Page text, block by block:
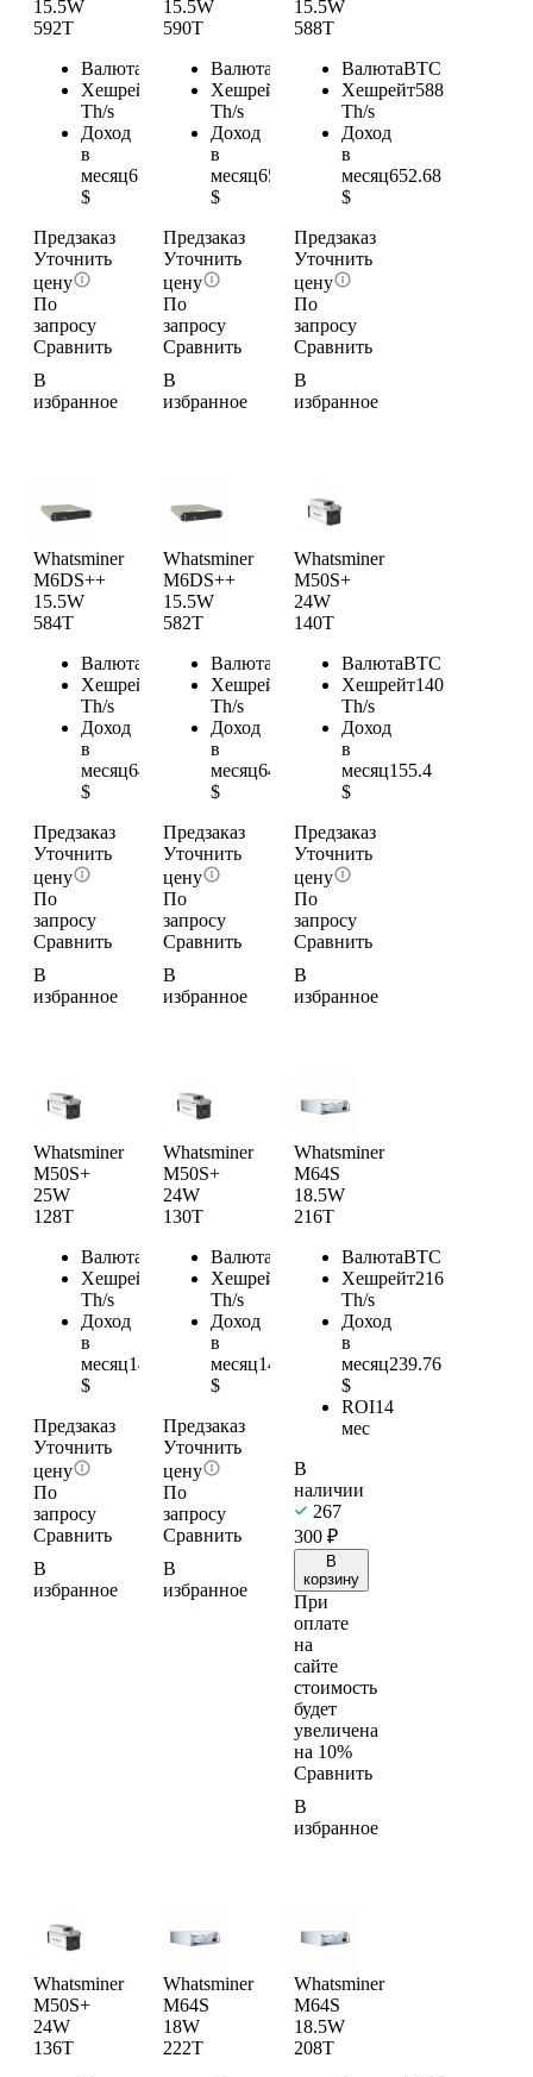
15.5W
592T
Валюта
Хешрейт
Th/s
Доход
в
месяц657.12
$
Предзаказ
Уточнить
цену
По
запросу
Сравнить
В
избранное
15.5W
590T
Валюта
Хешрейт
Th/s
Доход
в
месяц654.9
$
Предзаказ
Уточнить
цену
По
запросу
Сравнить
В
избранное
15.5W
588T
ВалютаBTC
Хешрейт588
Th/s
Доход
в
месяц652.68
$
Предзаказ
Уточнить
цену
По
запросу
Сравнить
В
избранное
Whatsminer
M6DS++
15.5W
584T
Валюта
Хешрейт
Th/s
Доход
в
месяц648.24
$
Предзаказ
Уточнить
цену
По
запросу
Сравнить
В
избранное
Whatsminer
M6DS++
15.5W
582T
Валюта
Хешрейт
Th/s
Доход
в
месяц646.02
$
Предзаказ
Уточнить
цену
По
запросу
Сравнить
В
избранное
Whatsminer
M50S+
24W
140T
ВалютаBTC
Хешрейт140
Th/s
Доход
в
месяц155.4
$
Предзаказ
Уточнить
цену
По
запросу
Сравнить
В
избранное
Whatsminer
M50S+
25W
128T
Валюта
Хешрейт
Th/s
Доход
в
месяц142.08
$
Предзаказ
Уточнить
цену
По
запросу
Сравнить
В
избранное
Whatsminer
M50S+
24W
130T
Валюта
Хешрейт
Th/s
Доход
в
месяц144.3
$
Предзаказ
Уточнить
цену
По
запросу
Сравнить
В
избранное
Whatsminer
M64S
18.5W
216T
ВалютаBTC
Хешрейт216
Th/s
Доход
в
месяц239.76
$
ROI14
мес
В
наличии
267
300 ₽
В
корзину
При
оплате
на
сайте
стоимость
будет
увеличена
на 10%
Сравнить
В
избранное
Whatsminer
M50S+
24W
136T
Whatsminer
M64S
18W
222T
Whatsminer
M64S
18.5W
208T